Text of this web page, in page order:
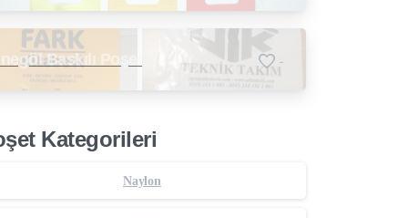
Baskılı Poşet -
Kategorileri
Naylon